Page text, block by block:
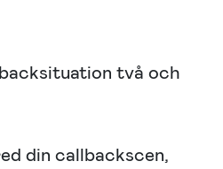
två och
din callbackscen,